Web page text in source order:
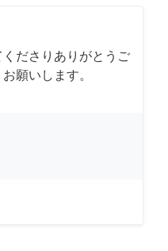
ださりありがとうご
願いします。